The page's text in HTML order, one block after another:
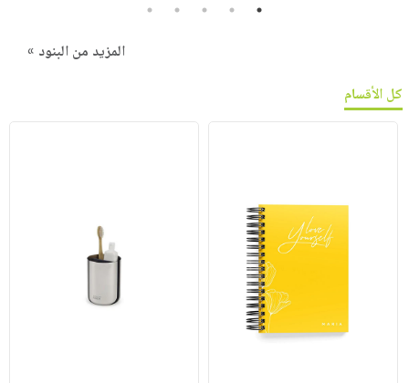
1
2
3
4
5
المزيد من البنود »
كل الأقسام